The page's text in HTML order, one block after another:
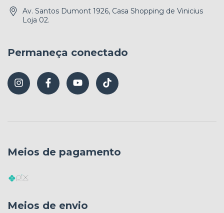
Av. Santos Dumont 1926, Casa Shopping de Vinicius
Loja 02.
Permaneça conectado
Meios de pagamento
Meios de envio